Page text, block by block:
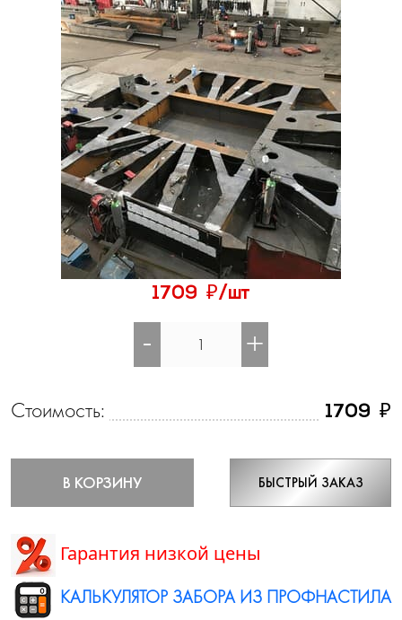
1709 ₽/шт
- +
Стоимость: 1709 ₽
В КОРЗИНУ БЫСТРЫЙ ЗАКАЗ
Гарантия низкой цены
КАЛЬКУЛЯТОР ЗАБОРА ИЗ ПРОФНАСТИЛА